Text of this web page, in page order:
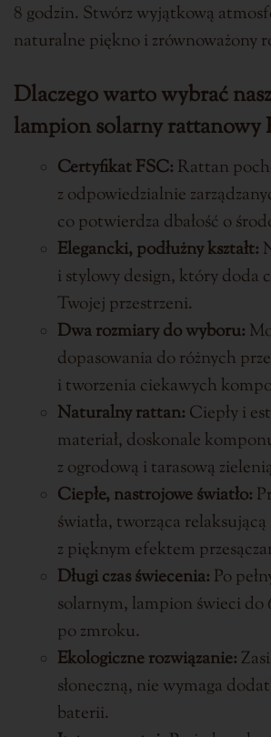
8 godzin. Stwórz wyjątkową
naturalne piękno i zrównoważony
Dlaczego warto wybrać
lampion solarny rattanowy
Certyfikat FSC: Rattan
z odpowiedzialnie
co potwierdza dbałość o
Elegancki, podłużny kształt:
i stylowy design, który doda
Twojej przestrzeni.
Dwa rozmiary do wyboru:
dopasowania do różnych
i tworzenia ciekawych
Naturalny rattan: Ciepły i
materiał, doskonale
z ogrodową i tarasową
Ciepłe, nastrojowe światło:
światła, tworząca
z pięknym efektem
Długi czas świecenia: Po
solarnym, lampion świeci do
po zmroku.
Ekologiczne rozwiązanie:
słoneczną, nie wymaga
baterii.